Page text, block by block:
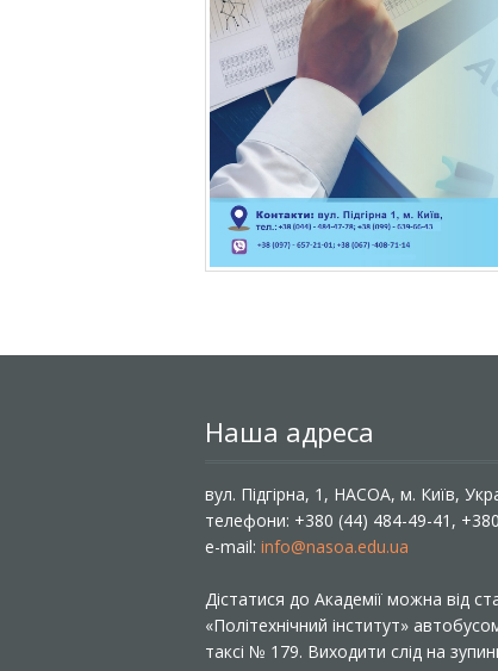
Наша адреса
вул. Підгірна, 1, НАСОА, м. Київ,
телефони: +380 (44) 484-49-41,
e-mail: info@nasoa.edu.ua
Дістатися до Академії можна від
«Політехнічний інститут»
таксі № 179. Виходити слід на